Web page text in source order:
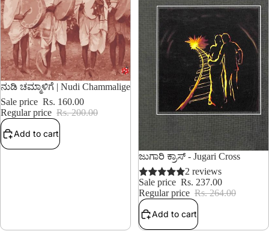
20% OFF
ನುಡಿ ಚಮ್ಮಾಳಿಗೆ | Nudi Chammalige
Sale price Rs. 160.00
Regular price Rs. 200.00
Add to cart
10% OFF
ಜುಗಾರಿ ಕ್ರಾಸ್ - Jugari Cross
2 reviews
Sale price Rs. 237.00
Regular price Rs. 264.00
Add to cart